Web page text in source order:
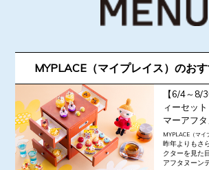
MYPLACE（マイプレイス）のお
【6/4～8/
ィーセッ
マーアフ
MYPLACE（マイ
昨年よりもさ
クターを見た
アフタヌーン